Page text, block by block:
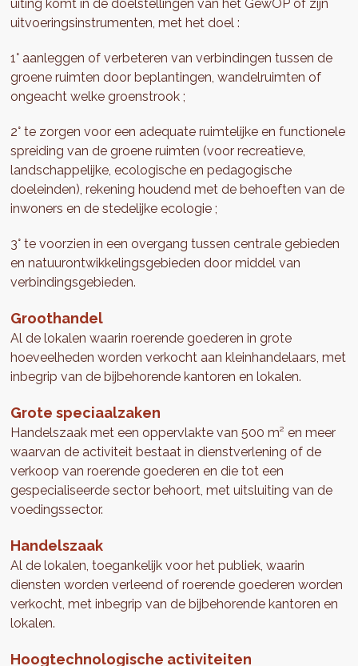
uiting komt in de doelstellingen van het GewOP of zijn
uitvoeringsinstrumenten, met het doel :
1° aanleggen of verbeteren van verbindingen tussen de
groene ruimten door beplantingen, wandelruimten of
ongeacht welke groenstrook ;
2° te zorgen voor een adequate ruimtelijke en functionele
spreiding van de groene ruimten (voor recreatieve,
landschappelijke, ecologische en pedagogische
doeleinden), rekening houdend met de behoeften van de
inwoners en de stedelijke ecologie ;
3° te voorzien in een overgang tussen centrale gebieden
en natuurontwikkelingsgebieden door middel van
verbindingsgebieden.
Groothandel
Al de lokalen waarin roerende goederen in grote
hoeveelheden worden verkocht aan kleinhandelaars, met
inbegrip van de bijbehorende kantoren en lokalen.
Grote speciaalzaken
Handelszaak met een oppervlakte van 500 m² en meer
waarvan de activiteit bestaat in dienstverlening of de
verkoop van roerende goederen en die tot een
gespecialiseerde sector behoort, met uitsluiting van de
voedingssector.
Handelszaak
Al de lokalen, toegankelijk voor het publiek, waarin
diensten worden verleend of roerende goederen worden
verkocht, met inbegrip van de bijbehorende kantoren en
lokalen.
Hoogtechnologische activiteiten